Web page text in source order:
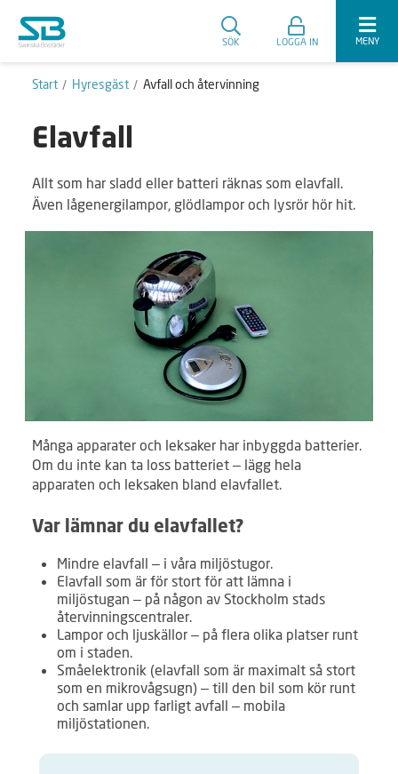
SÖK LOGGA IN MENY
Start Hyresgäst Avfall och återvinning
Elavfall
Allt som har sladd eller batteri räknas som elavfall.
Även lågenergilampor, glödlampor och lysrör hör hit.
Många apparater och leksaker har inbyggda batterier.
Om du inte kan ta loss batteriet – lägg hela
apparaten och leksaken bland elavfallet.
Var lämnar du elavfallet?
Mindre elavfall – i våra miljöstugor.
Elavfall som är för stort för att lämna i
miljöstugan – på någon av Stockholm stads
återvinningscentraler.
Lampor och ljuskällor – på flera olika platser runt
om i staden.
Småelektronik (elavfall som är maximalt så stort
som en mikrovågsugn) – till den bil som kör runt
och samlar upp farligt avfall – mobila
miljöstationen.